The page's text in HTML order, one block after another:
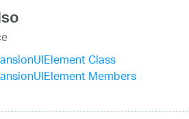
Class
Members